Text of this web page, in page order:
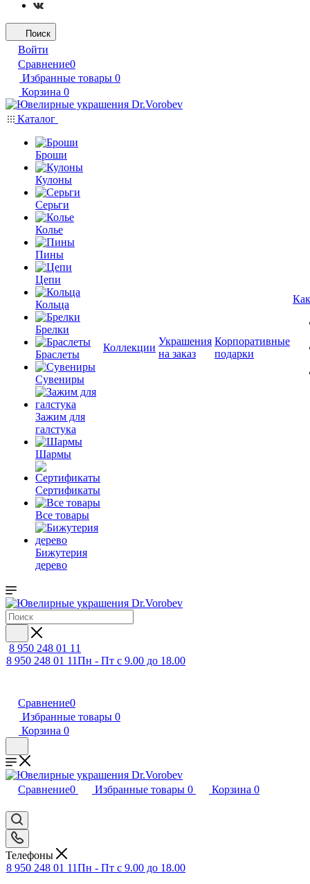
Поиск
Войти
Сравнение0
Избранные товары 0
Корзина 0
Каталог
Броши
Кулоны
Серьги
Колье
Пины
Цепи
Кольца
Брелки
Браслеты
Сувениры
Зажим для
галстука
Шармы
Сертификаты
Все товары
Бижутерия
дерево
Коллекции
Украшения
на заказ
Корпоративные
подарки
8 950 248 01 11
8 950 248 01 11Пн - Пт с 9.00 до 18.00
Сравнение0
Избранные товары 0
Корзина 0
Сравнение0 Избранные товары 0 Корзина 0
Телефоны
8 950 248 01 11Пн - Пт с 9.00 до 18.00